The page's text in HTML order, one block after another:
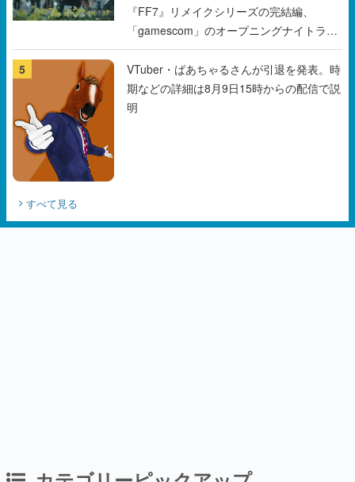
る予定
5
VTuber・ばあちゃるさんが引退を発表。時
期などの詳細は8月9日15時からの配信で説
明
すべて見る